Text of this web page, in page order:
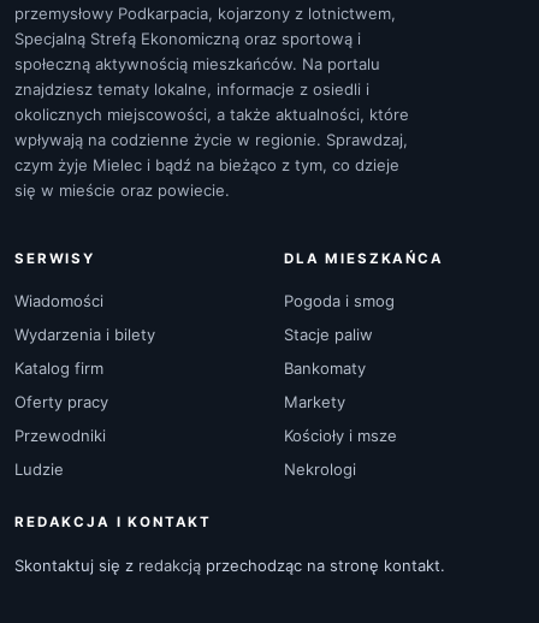
przemysłowy Podkarpacia, kojarzony z lotnictwem,
Specjalną Strefą Ekonomiczną oraz sportową i
społeczną aktywnością mieszkańców. Na portalu
znajdziesz tematy lokalne, informacje z osiedli i
okolicznych miejscowości, a także aktualności, które
wpływają na codzienne życie w regionie. Sprawdzaj,
czym żyje Mielec i bądź na bieżąco z tym, co dzieje
się w mieście oraz powiecie.
SERWISY
Wiadomości
Wydarzenia i bilety
Katalog firm
Oferty pracy
Przewodniki
Ludzie
DLA MIESZKAŃCA
Pogoda i smog
Stacje paliw
Bankomaty
Markety
Kościoły i msze
Nekrologi
REDAKCJA I KONTAKT
Skontaktuj się z redakcją przechodząc na stronę kontakt.